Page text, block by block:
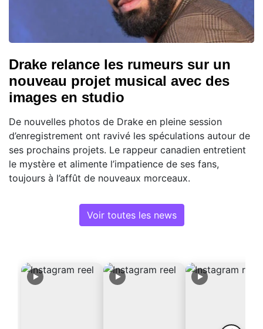
Drake relance les rumeurs sur un
nouveau projet musical avec des
images en studio
De nouvelles photos de Drake en pleine session
d’enregistrement ont ravivé les spéculations autour de
ses prochains projets. Le rappeur canadien entretient
le mystère et alimente l’impatience de ses fans,
toujours à l’affût de nouveaux morceaux.
Voir toutes les news